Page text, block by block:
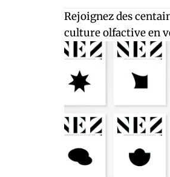
Rejoignez des
culture olfactive en